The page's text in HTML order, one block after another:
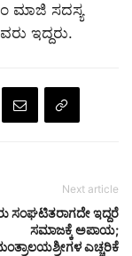
ಮಾಜಿ ಸದಸ್ಯ
ಇದ್ದರು.
Next article
ಸಂಘಟಿತರಾಗದೇ ಇದ್ದರೆ
ಸಮಾಜಕ್ಕೆ ಅಪಾಯ;
ಎಚ್ಚರಿಕೆ